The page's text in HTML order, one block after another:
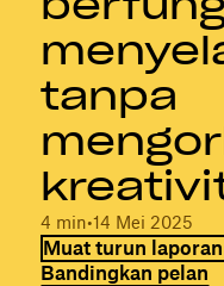
tanpa
4 min•14 Mei 2025
Muat turun laporan
Bandingkan pelan